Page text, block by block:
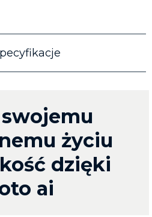
życiu
dzięki
ai